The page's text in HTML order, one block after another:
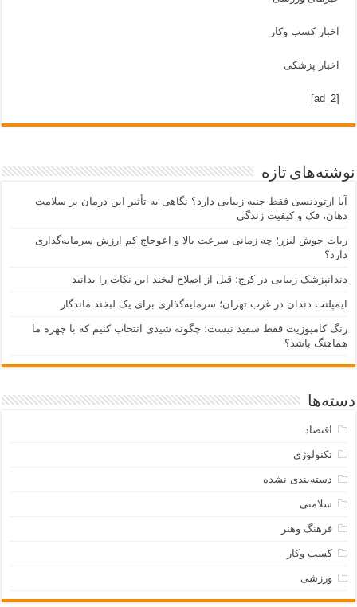
اخبار کسب وکار
اخبار پزشکی
[ad_2]
نوشته‌های تازه
آیا ارتودنسی فقط جنبه زیبایی دارد؟ نگاهی به تأثیر این درمان بر سلامت
دهان، فک و کیفیت زندگی
ربات جوش لیزر؛ چه زمانی سرعت بالا و اعوجاج کم ارزش سرمایه‌گذاری
دارد؟
دندانپزشک زیبایی در کرج؛ قبل از اصلاح لبخند این نکات را بدانید
ایمپلنت دندان در غرب تهران؛ سرمایه‌گذاری برای یک لبخند ماندگار
رنگ کامپوزیت فقط سفید نیست؛ چگونه شیدی انتخاب کنیم که با چهره ما
هماهنگ باشد؟
دسته‌ها
اقتصاد
تکنولوژی
دسته‌بندی نشده
سلامتی
فرهنگ وهنر
کسب وکار
ورزشی